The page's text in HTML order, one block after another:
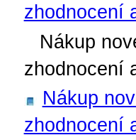
zhodnocení
Nákup
zhodnocení
Nákup
zhodnocení